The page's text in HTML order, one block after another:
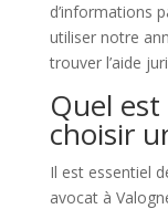
d’informations
utiliser notre
trouver l’aide
Quel
choisir
Il est essentiel
avocat à